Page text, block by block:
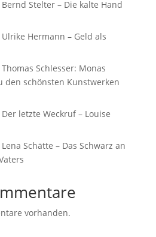
Stelter – Die kalte Hand
Hermann – Geld als
Schlesser: Monas
den schönsten Kunstwerken
letzte Weckruf – Louise
Schätte – Das Schwarz an
vorhanden.